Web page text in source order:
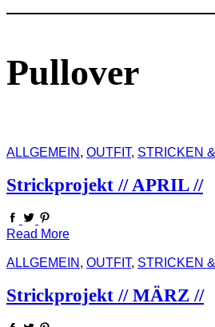
Pullover
ALLGEMEIN , OUTFIT, STRICKEN
Strickprojekt // APRIL //
Read More
ALLGEMEIN , OUTFIT, STRICKEN
Strickprojekt // MÄRZ //